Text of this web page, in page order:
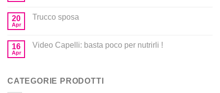
20
Apr
Trucco sposa
16
Apr
Video Capelli: basta poco per nutrirli !
CATEGORIE PRODOTTI